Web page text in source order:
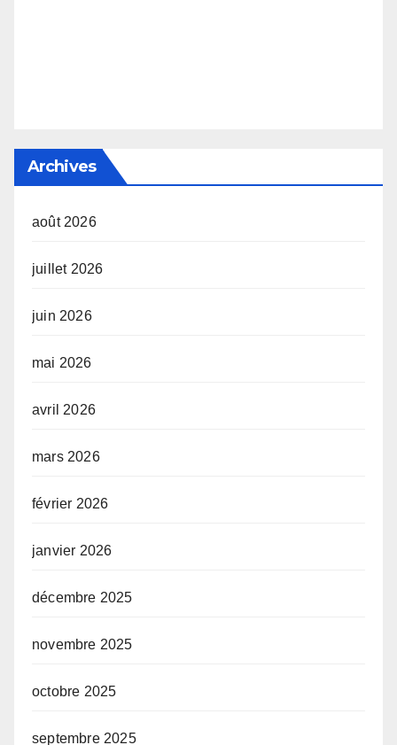
Archives
août 2026
juillet 2026
juin 2026
mai 2026
avril 2026
mars 2026
février 2026
janvier 2026
décembre 2025
novembre 2025
octobre 2025
septembre 2025